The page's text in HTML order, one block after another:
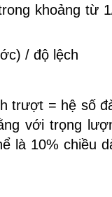
khoảng từ
/ độ lệch
trượt = hệ số
với trọng
là 10% chiều